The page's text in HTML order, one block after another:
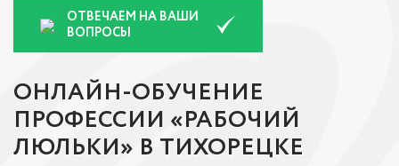
ОТВЕЧАЕМ НА ВАШИ
ВОПРОСЫ
ОНЛАЙН-ОБУЧЕНИЕ
ПРОФЕССИИ «РАБОЧИЙ
ЛЮЛЬКИ» В ТИХОРЕЦКЕ